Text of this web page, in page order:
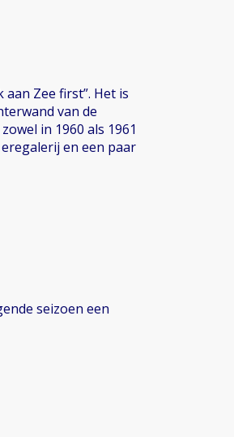
Zee first”. Het is
van de
in 1960 als 1961
en een paar
seizoen een